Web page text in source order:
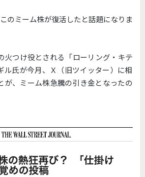
のミーム株が復活したと話題になりま
火つけ役とされる「ローリング・キテ
ル氏が今月、Ｘ（旧ツイッター） に相
、 ミーム株急騰の引き金となったの